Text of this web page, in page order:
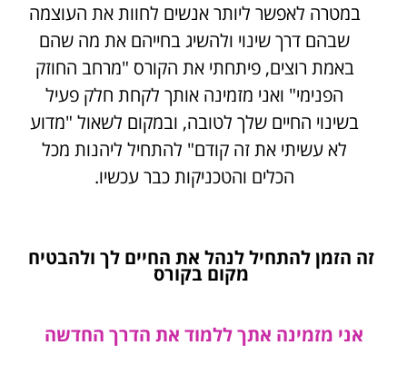
במטרה לאפשר ליותר אנשים לחוות את העוצמה
שבהם דרך שינוי ולהשיג בחייהם את מה שהם
באמת רוצים, פיתחתי את הקורס "מרחב החוזק
הפנימי" ואני מזמינה אותך לקחת חלק פעיל
בשינוי החיים שלך לטובה, ובמקום לשאול "מדוע
לא עשיתי את זה קודם" להתחיל ליהנות מכל
הכלים והטכניקות כבר עכשיו.
זה הזמן להתחיל לנהל את החיים לך ולהבטיח
מקום בקורס
אני מזמינה אתך ללמוד את הדרך החדשה